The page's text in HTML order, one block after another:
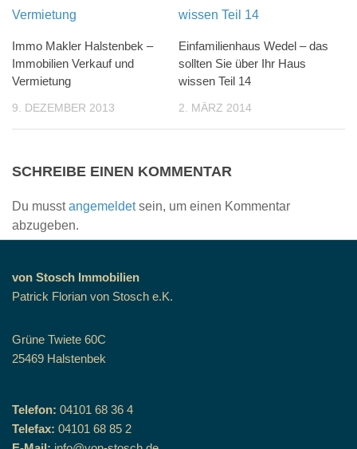
Immo Makler Halstenbek –
Immobilien Verkauf und
Vermietung
9. DEZEMBER 2013
Einfamilienhaus Wedel – das
sollten Sie über Ihr Haus
wissen Teil 14
2. MÄRZ 2014
SCHREIBE EINEN KOMMENTAR
Du musstangemeldetsein, um einen Kommentar
abzugeben.
von Stosch Immobilien
Patrick Florian von Stosch e.K.
Grüne Twiete 60C
25469 Halstenbek
Telefon: 04101 68 36 4
Telefax: 04101 68 85 2